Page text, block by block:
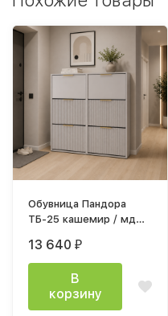
Обувница Пандора
ТБ-25 кашемир / мдф
13 640 ₽
В
корзину